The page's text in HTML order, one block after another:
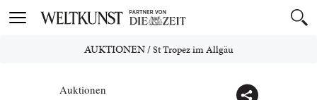
Toggle
AUKTIONEN/St Tropez im Allgäu
Auktionen